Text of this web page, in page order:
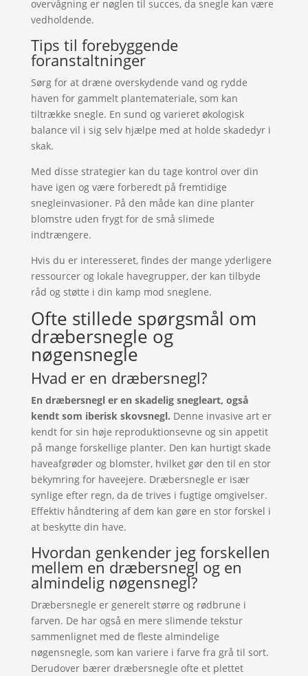
overvågning er nøglen til succes, da snegle kan være
vedholdende.
Tips til forebyggende
foranstaltninger
Sørg for at dræne overskydende vand og rydde
haven for gammelt plantemateriale, som kan
tiltrække snegle. En sund og varieret økologisk
balance vil i sig selv hjælpe med at holde skadedyr i
skak.
Med disse strategier kan du tage kontrol over din
have igen og være forberedt på fremtidige
snegleinvasioner. På den måde kan dine planter
blomstre uden frygt for de små slimede
indtrængere.
Hvis du er interesseret, findes der mange yderligere
ressourcer og lokale havegrupper, der kan tilbyde
råd og støtte i din kamp mod sneglene.
Ofte stillede spørgsmål om
dræbersnegle og
nøgensnegle
Hvad er en dræbersnegl?
En dræbersnegl er en skadelig snegleart, også
kendt som iberisk skovsnegl. Denne invasive art er
kendt for sin høje reproduktionsevne og sin appetit
på mange forskellige planter. Den kan hurtigt skade
haveafgrøder og blomster, hvilket gør den til en stor
bekymring for haveejere. Dræbersnegle er især
synlige efter regn, da de trives i fugtige omgivelser.
Effektiv håndtering af dem kan gøre en stor forskel i
at beskytte din have.
Hvordan genkender jeg forskellen
mellem en dræbersnegl og en
almindelig nøgensnegl?
Dræbersnegle er generelt større og rødbrune i
farven. De har også en mere slimende tekstur
sammenlignet med de fleste almindelige
nøgensnegle, som kan variere i farve fra grå til sort.
Derudover bærer dræbersnegle ofte et plettet